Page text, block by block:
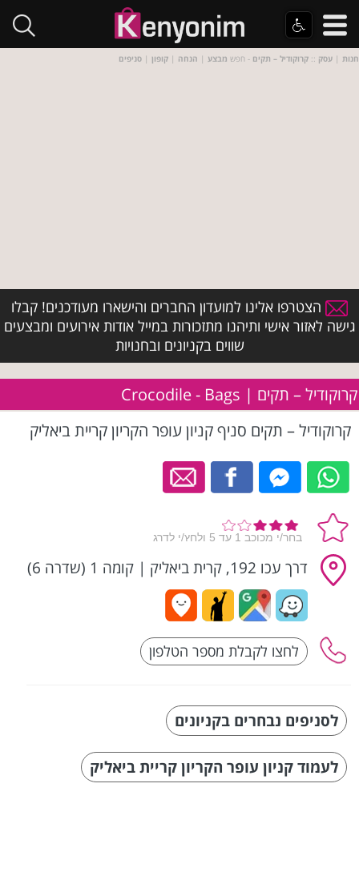
חנות | עסק :: קרוקודיל – תקים - חפש מבצע | הנחה | קופון | סניפים
הצטרפו אלינו למועדון החברים והישארו מעודכנים! קבלו
גישה לאזור אישי ותיהנו מתזכורות במייל אודות אירועים ומבצעים
שווים בקניונים ובחנויות
קרוקודיל – תקים | Crocodile - Bags
קרוקודיל – תקים סניף קניון עופר הקריון קריית ביאליק
דרך עכו 192, קרית ביאליק | קומה 1 (שדרה 6)
לסניפים נבחרים בקניונים
לעמוד קניון עופר הקריון קריית ביאליק